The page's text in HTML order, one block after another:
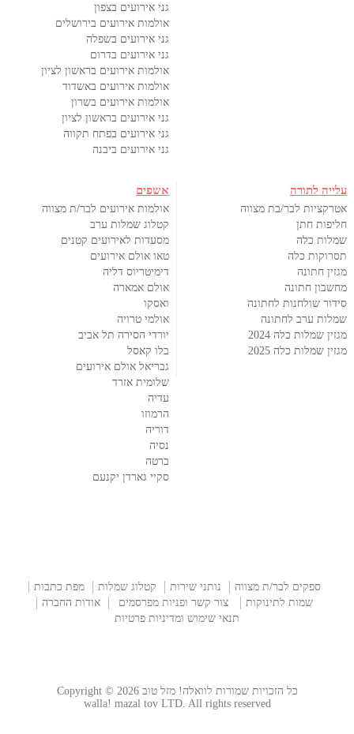
גני אירועים בצפון
אולמות אירועים בירושלים
גני אירועים בשפלה
גני אירועים בדרום
אולמות אירועים בראשון לציון
אולמות אירועים באשדוד
אולמות אירועים בשרון
גני אירועים בראשון לציון
גני אירועים בפתח תקווה
גני אירועים ביבנה
עלייה לתורה
אטרקציות לבר/בת מצווה
חליפות חתן
שמלות כלה
תסרוקות כלה
מגזין חתונה
מחשבון חתונה
סידור שולחנות לחתונה
שמלות ערב לחתונה
מגזין שמלות כלה 2024
מגזין שמלות כלה 2025
אשפים
אולמות אירועים לבר/ת מצווה
קטלוג שמלות ערב
מסעדות לאירועים קטנים
טאו אולם אירועים
דימיטריוס דליה
אולם אמארה
ואסקו
אולמי טרויה
יורדי הסירה תל אביב
בלו קאסל
גבריאל אולם אירועים
שלומית אזרד
עדיה
הרמוזו
דוריה
נסיה
ברטה
סקיי גארדן יקנעם
ספקים לבר/ת מצווה נותני שירות קטלוג שמלות
מפת כתבות
שמות לתינוקות
צור קשר ופניות מפרסמים
אודות החברה
תנאי שימוש ומדיניות פרטיות
כל הזכויות שמורות לוואלה! מזל טוב Copyright © 2026
walla! mazal tov LTD. All rights reserved